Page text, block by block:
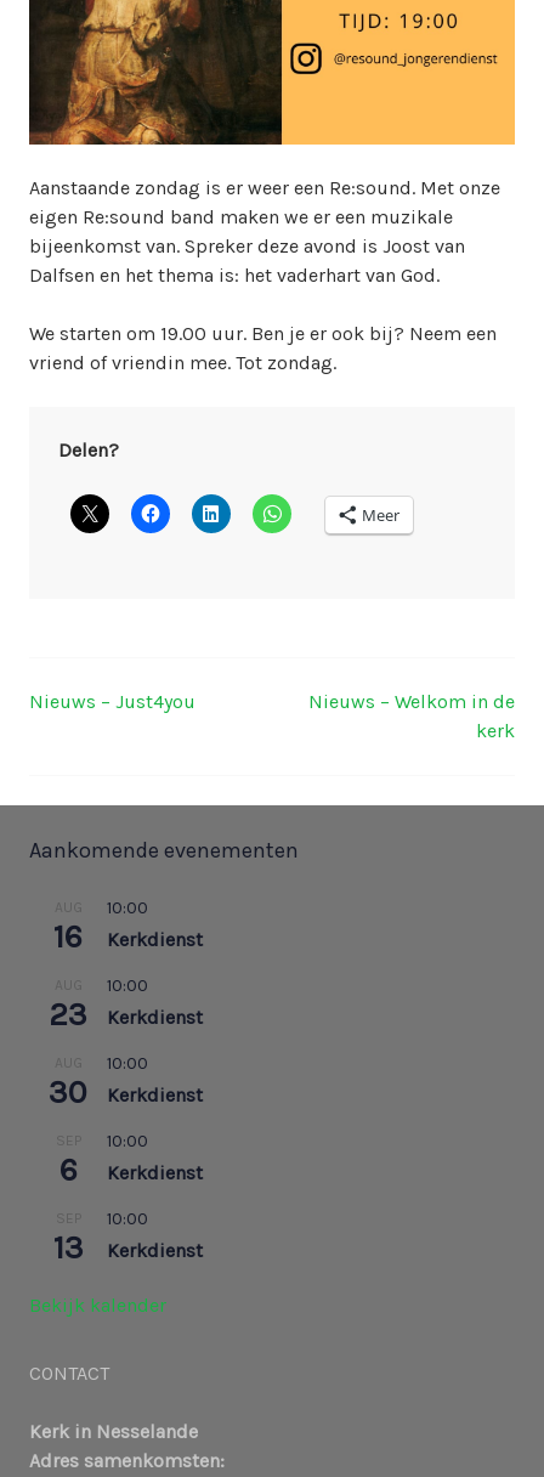
e
r
Aanstaande zondag is er weer een Re:sound. Met onze
eigen Re:sound band maken we er een muzikale
bijeenkomst van. Spreker deze avond is Joost van
Dalfsen en het thema is: het vaderhart van God.
We starten om 19.00 uur. Ben je er ook bij? Neem een
vriend of vriendin mee. Tot zondag.
Delen?
Meer
Berichtnavigatie
Nieuws – Just4you
Nieuws – Welkom in de
kerk
Aankomende evenementen
AUG
16
10:00
Kerkdienst
AUG
23
10:00
Kerkdienst
AUG
30
10:00
Kerkdienst
6
10:00
Kerkdienst
13
10:00
Kerkdienst
Bekijk kalender
CONTACT
Kerk in Nesselande
Adres samenkomsten: